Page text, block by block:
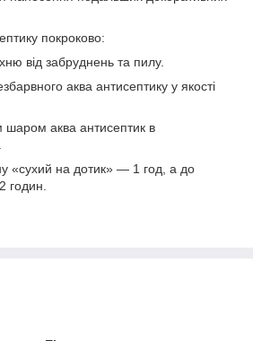
покроково:
від забруднень та пилу.
аква антисептику у якості
аква антисептик в
«сухий на дотик» — 1 год, а до
годин.